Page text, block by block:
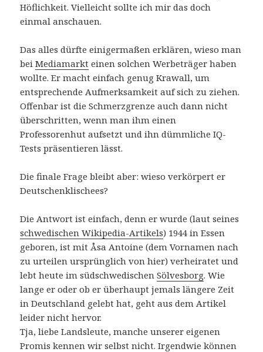
Höflichkeit. Vielleicht sollte ich mir das doch
einmal anschauen.
Das alles dürfte einigermaßen erklären, wieso man
beiMediamarkt einen solchen Werbeträger haben
wollte. Er macht einfach genug Krawall, um
entsprechende Aufmerksamkeit auf sich zu ziehen.
Offenbar ist die Schmerzgrenze auch dann nicht
überschritten, wenn man ihm einen
Professorenhut aufsetzt und ihn dümmliche IQ-
Tests präsentieren lässt.
Die finale Frage bleibt aber: wieso verkörpert er
Deutschenklischees?
Die Antwort ist einfach, denn er wurde (laut seines
schwedischen Wikipedia-Artikels) 1944 in Essen
geboren, ist mit Åsa Antoine (dem Vornamen nach
zu urteilen ursprünglich von hier) verheiratet und
lebt heute im südschwedischenSölvesborg. Wie
lange er oder ob er überhaupt jemals längere Zeit
in Deutschland gelebt hat, geht aus dem Artikel
leider nicht hervor.
Tja, liebe Landsleute, manche unserer eigenen
Promis kennen wir selbst nicht. Irgendwie können